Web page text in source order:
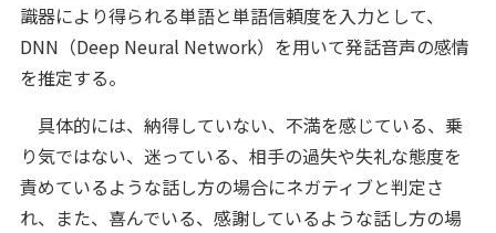
識器により得られる単語と単語信頼度を入力として、
DNN（Deep Neural Network）を用いて発話音声の感情
を推定する。
具体的には、納得していない、不満を感じている、乗
り気ではない、迷っている、相手の過失や失礼な態度を
責めているような話し方の場合にネガティブと判定さ
れ、また、喜んでいる、感謝しているような話し方の場